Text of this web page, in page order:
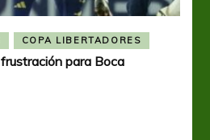
COPA LIBERTADORES
para Boca